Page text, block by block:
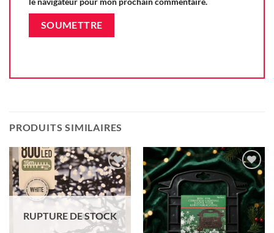
PRODUITS SIMILAIRES
Ajouter
à la liste
d'envie
RUPTURE DE STOCK
Ajouter
à la liste
d'envie